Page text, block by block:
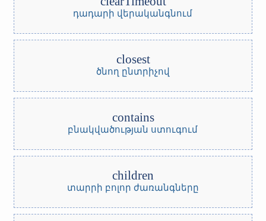
դադարի վերականգնում
closest
ծնող ընտրիչով
contains
բնակվածության ստուգում
children
տարրի բոլոր ժառանգները